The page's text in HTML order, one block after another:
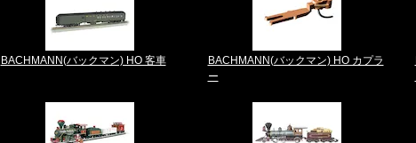
BACHMANN(バックマン) HO 客車
BACHMANN(バックマン) HO カプラ
ー